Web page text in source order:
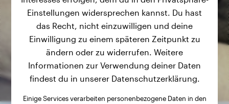
Einstellungen widersprechen kannst. Du hast
das Recht, nicht einzuwilligen und deine
Einwilligung zu einem späteren Zeitpunkt zu
ändern oder zu widerrufen. Weitere
Informationen zur Verwendung deiner Daten
findest du in unserer Datenschutzerklärung.
Einige Services verarbeiten personenbezogene Daten in den